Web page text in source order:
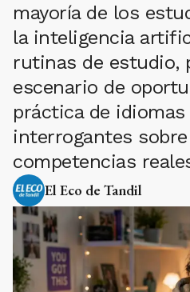
mayoría de los
la inteligencia
rutinas de estudio,
escenario de
práctica de
interrogantes
competencias
El Eco de Tandil